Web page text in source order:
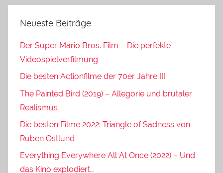
Neueste Beiträge
Der Super Mario Bros. Film – Die perfekte
Videospielverfilmung
Die besten Actionfilme der 70er Jahre III
The Painted Bird (2019) – Allegorie und brutaler
Realismus
Die besten Filme 2022: Triangle of Sadness von
Ruben Östlund
Everything Everywhere All At Once (2022) – Und
das Kino explodiert…